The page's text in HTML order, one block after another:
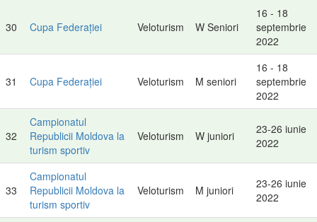
30 Cupa Federației Veloturism W Seniori
16 - 18
septembrie
2022
31 Cupa Federației Veloturism M seniori
16 - 18
septembrie
2022
32
Campionatul
Republicii Moldova la
turism sportiv
Veloturism W juniori
23-26 iunie
2022
33
Campionatul
Republicii Moldova la
turism sportiv
Veloturism M juniori
23-26 iunie
2022